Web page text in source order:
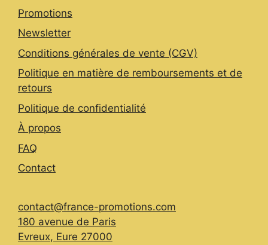
Promotions
Newsletter
Conditions générales de vente (CGV)
Politique en matière de remboursements et de
retours
Politique de confidentialité
À propos
FAQ
Contact
contact@france-promotions.com
180 avenue de Paris
Evreux, Eure 27000